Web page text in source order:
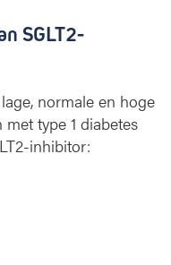
SGLT2-
normale en hoge
type 1 diabetes
inhibitor: